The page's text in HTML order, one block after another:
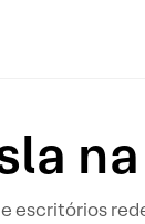
escritórios